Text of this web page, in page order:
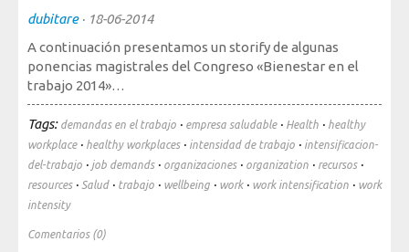
dubitare· 18-06-2014
A continuación presentamos un storify de algunas
ponencias magistrales del Congreso «Bienestar en el
trabajo 2014»…
Tags: demandas en el trabajo · empresa saludable· Health · healthy
workplace· healthy workplaces· intensidad de trabajo · intensificacion-
del-trabajo · job demands· organizaciones· organization · recursos·
resources· Salud· trabajo · wellbeing · work· work intensification · work
intensity
Comentarios (0)